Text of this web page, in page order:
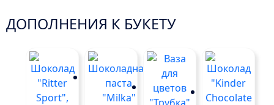
ДОПОЛНЕНИЯ К БУКЕТУ